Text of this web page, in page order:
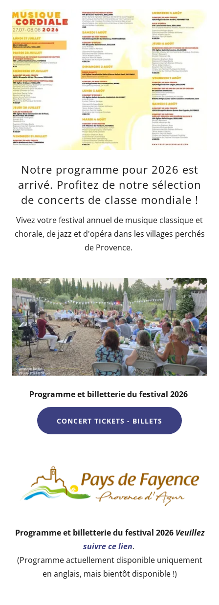
Notre programme pour 2026 est
arrivé. Profitez de notre sélection
de concerts de classe mondiale !
Vivez votre festival annuel de musique classique et
chorale, de jazz et d'opéra dans les villages perchés
de Provence.
Programme et billetterie du festival 2026
CONCERT TICKETS - BILLETS
Programme et billetterie du festival 2026 Veuillez
suivre ce lien.
(Programme actuellement disponible uniquement
en anglais, mais bientôt disponible !)